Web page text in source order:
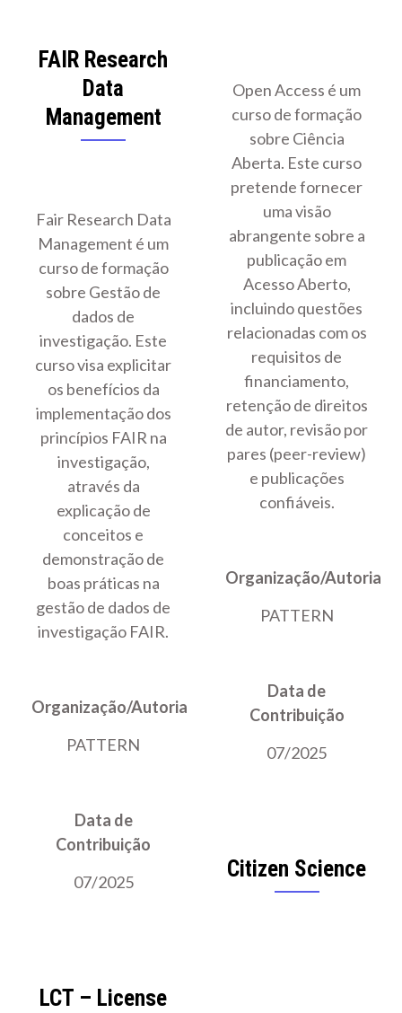
Open Access é um
curso de formação
sobre Ciência
Aberta. Este curso
pretende fornecer
uma visão
abrangente sobre a
publicação em
Acesso Aberto,
incluindo questões
relacionadas com os
requisitos de
financiamento,
retenção de direitos
de autor, revisão por
pares (peer-review)
e publicações
confiáveis.
Organização/Autoria
PATTERN
Data de
Contribuição
07/2025
FAIR Research
Data
Management
Fair Research Data
Management é um
curso de formação
sobre Gestão de
dados de
investigação. Este
curso visa explicitar
os benefícios da
implementação dos
princípios FAIR na
investigação,
através da
explicação de
conceitos e
demonstração de
boas práticas na
gestão de dados de
investigação FAIR.
Organização/Autoria
PATTERN
Data de
Contribuição
07/2025
Citizen Science
LCT – License